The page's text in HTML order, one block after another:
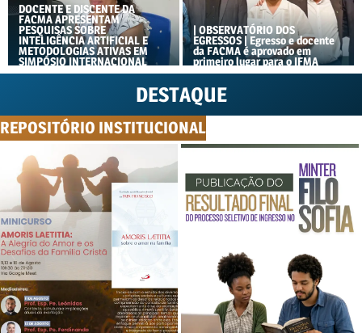
DOCENTE E DISCENTE DA
FACMA APRESENTAM
PESQUISAS SOBRE
INTELIGÊNCIA ARTIFICIAL E
METODOLOGIAS ATIVAS EM
SIMPÓSIO INTERNACIONAL
| OBSERVATÓRIO DOS
EGRESSOS | Egresso e docente
da FACMA é aprovado em
primeiro lugar para o IFMA
REPOSITÓRIO INSTITUCIONAL
DESTAQUE